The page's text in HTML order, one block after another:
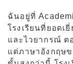
วันหยุดพักผ่
ภาพรวมของโร
ฉันอยู่ที่
โรงเรียนที่ยอดเ
และไวยากรณ์ ต
แต่ภาษาอังกฤษ